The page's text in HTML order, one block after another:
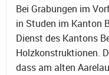
Bei Grabungen im
in Studen im Kanton
Dienst des Kantons
Holzkonstruktionen.
dass am alten